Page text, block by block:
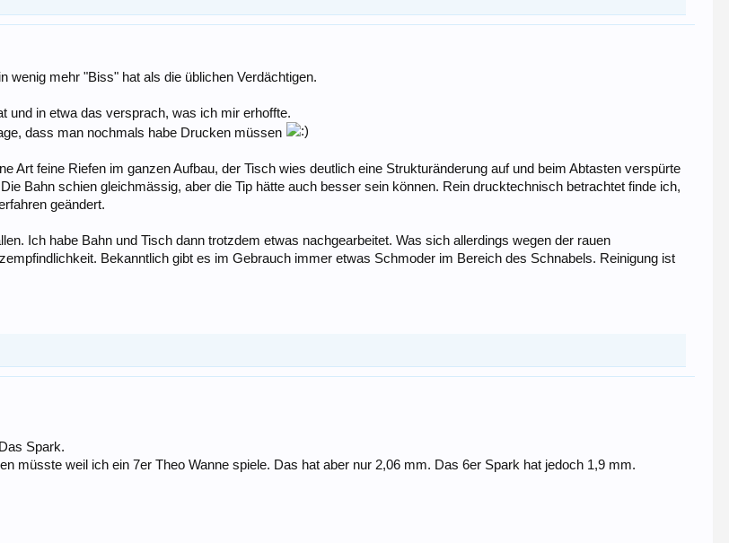
wenig mehr "Biss" hat als die üblichen Verdächtigen.
und in etwa das versprach, was ich mir erhoffte.
dass man nochmals habe Drucken müssen
Art feine Riefen im ganzen Aufbau, der Tisch wies deutlich eine Strukturänderung auf und beim Abtasten verspürte
Bahn schien gleichmässig, aber die Tip hätte auch besser sein können. Rein drucktechnisch betrachtet finde ich,
geändert.
Ich habe Bahn und Tisch dann trotzdem etwas nachgearbeitet. Was sich allerdings wegen der rauen
Bekanntlich gibt es im Gebrauch immer etwas Schmoder im Bereich des Schnabels. Reinigung ist
Spark.
müsste weil ich ein 7er Theo Wanne spiele. Das hat aber nur 2,06 mm. Das 6er Spark hat jedoch 1,9 mm.